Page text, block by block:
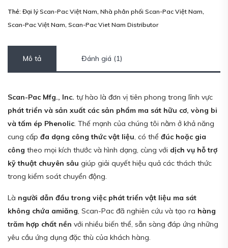
Thẻ: Đại lý Scan-Pac Việt Nam Nhà phân phối Scan-Pac Việt Nam
Scan-Pac Việt Nam Scan-Pac Viet Nam Distributor
Mô tả Đánh giá (1)
Scan-Pac Mfg., Inc. tự hào là đơn vị tiên phong trong lĩnh vực
phát triển và sản xuất các sản phẩm ma sát hữu cơ, vòng bi
và tấm ép Phenolic. Thế mạnh của chúng tôi nằm ở khả năng
cung cấp đa dạng công thức vật liệu, có thể đúc hoặc gia
công theo mọi kích thước và hình dạng, cùng với dịch vụ hỗ trợ
kỹ thuật chuyên sâu giúp giải quyết hiệu quả các thách thức
trong kiểm soát chuyển động.
Là người dẫn đầu trong việc phát triển vật liệu ma sát
không chứa amiăng, Scan-Pac đã nghiên cứu và tạo ra hàng
trăm hợp chất nền với nhiều biến thể, sẵn sàng đáp ứng những
yêu cầu ứng dụng đặc thù của khách hàng.